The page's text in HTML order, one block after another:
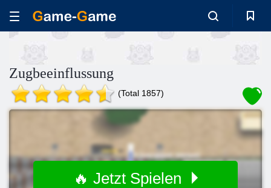
Zugbeeinflussung
(Total 1857)
🔥 Jetzt Spielen